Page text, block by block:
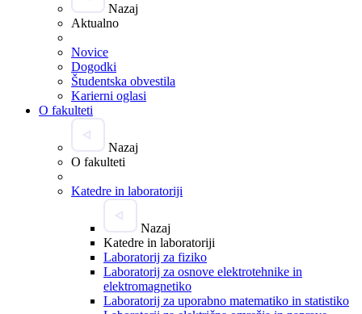
Nazaj
Aktualno
Novice
Dogodki
Študentska obvestila
Karierni oglasi
O fakulteti
Nazaj
O fakulteti
Katedre in laboratoriji
Nazaj
Katedre in laboratoriji
Laboratorij za fiziko
Laboratorij za osnove elektrotehnike in
elektromagnetiko
Laboratorij za uporabno matematiko in statistiko